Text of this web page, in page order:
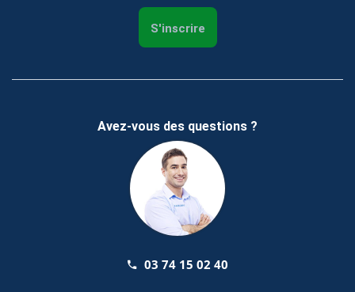
S'inscrire
Avez-vous des questions ?
03 74 15 02 40